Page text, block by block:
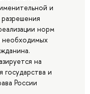
и
норм
необходимых
на
государства и
России